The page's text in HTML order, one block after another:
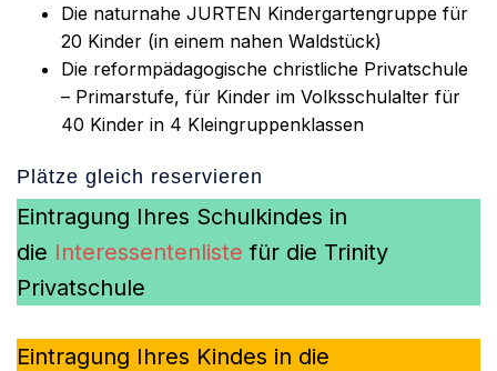
Die naturnahe JURTEN Kindergartengruppe für
20 Kinder (in einem nahen Waldstück)
Die reformpädagogische christliche Privatschule
– Primarstufe, für Kinder im Volksschulalter für
40 Kinder in 4 Kleingruppenklassen
Plätze gleich reservieren
Eintragung Ihres Schulkindes in
die Interessentenliste für die Trinity
Privatschule
Eintragung Ihres Kindes in die